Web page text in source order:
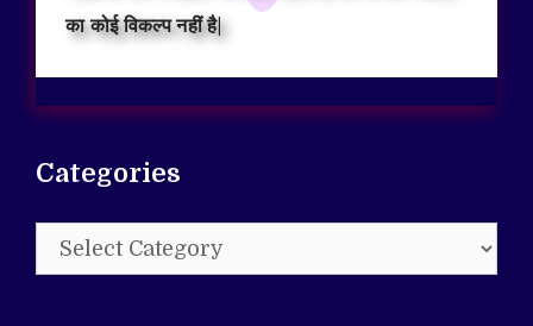
का कोई विकल्प नहीं है|
Categories
Categories